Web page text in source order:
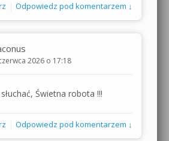
Odpowiedz pod komentarzem ↓
2026 o 17:18
Świetna robota !!!
Odpowiedz pod komentarzem ↓